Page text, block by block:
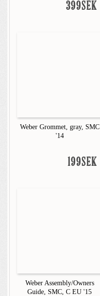
399SEK
Weber Grommet, gray, SMC
'14
199SEK
Weber Assembly/Owners
Guide, SMC, C EU '15